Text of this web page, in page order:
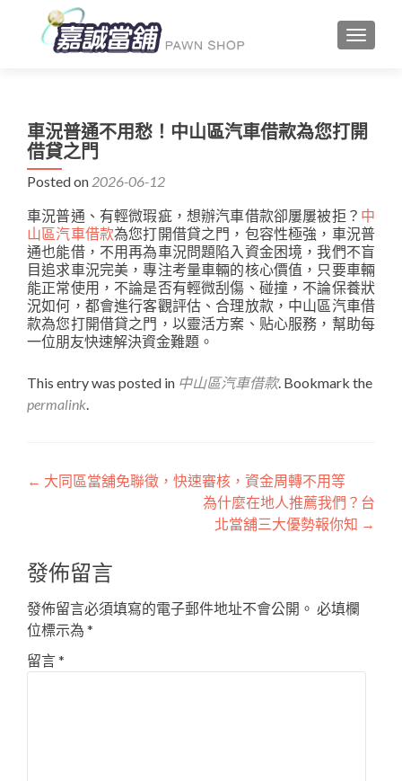
車況普通不用愁！中山區汽車借款為您打開
借貸之門
Posted on 2026-06-12
車況普通、有輕微瑕疵，想辦汽車借款卻屢屢被拒？ 中
山區汽車借款為您打開借貸之門，包容性極強，車況普
通也能借，不用再為車況問題陷入資金困境，我們不盲
目追求車況完美，專注考量車輛的核心價值，只要車輛
能正常使用，不論是否有輕微刮傷、碰撞，不論保養狀
況如何，都會進行客觀評估、合理放款，中山區汽車借
款為您打開借貸之門，以靈活方案、贴心服務，幫助每
一位朋友快速解決資金難題。
This entry was posted in 中山區汽車借款. Bookmark the
permalink.
文
覽
← 大同區當舖免聯徵，快速審核，資金周轉不用等
為什麼在地人推薦我們？台
北當舖三大優勢報你知 →
發佈留言
發佈留言必須填寫的電子郵件地址不會公開。 必填欄
位標示為 *
留言*